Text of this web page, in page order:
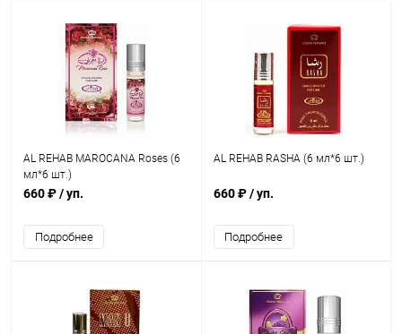
AL REHAB MAROCANA Roses (6
мл*6 шт.)
660 ₽/ уп.
Подробнее
AL REHAB RASHA (6 мл*6 шт.)
660 ₽/ уп.
Подробнее